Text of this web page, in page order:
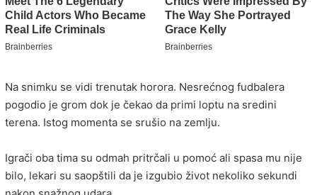
Na snimku se vidi trenutak horora. Nesrećnog fudbalera
pogodio je grom dok je čekao da primi loptu na sredini
terena. Istog momenta se srušio na zemlju.
Igrači oba tima su odmah pritrčali u pomoć ali spasa mu nije
bilo, lekari su saopštili da je izgubio život nekoliko sekundi